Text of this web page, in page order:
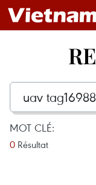
MOT CLÉ:
0 Résultat